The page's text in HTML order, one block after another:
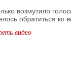
возмутило
обратиться ко
видео